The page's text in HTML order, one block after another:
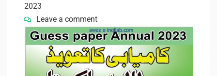
2023
Leave a comment